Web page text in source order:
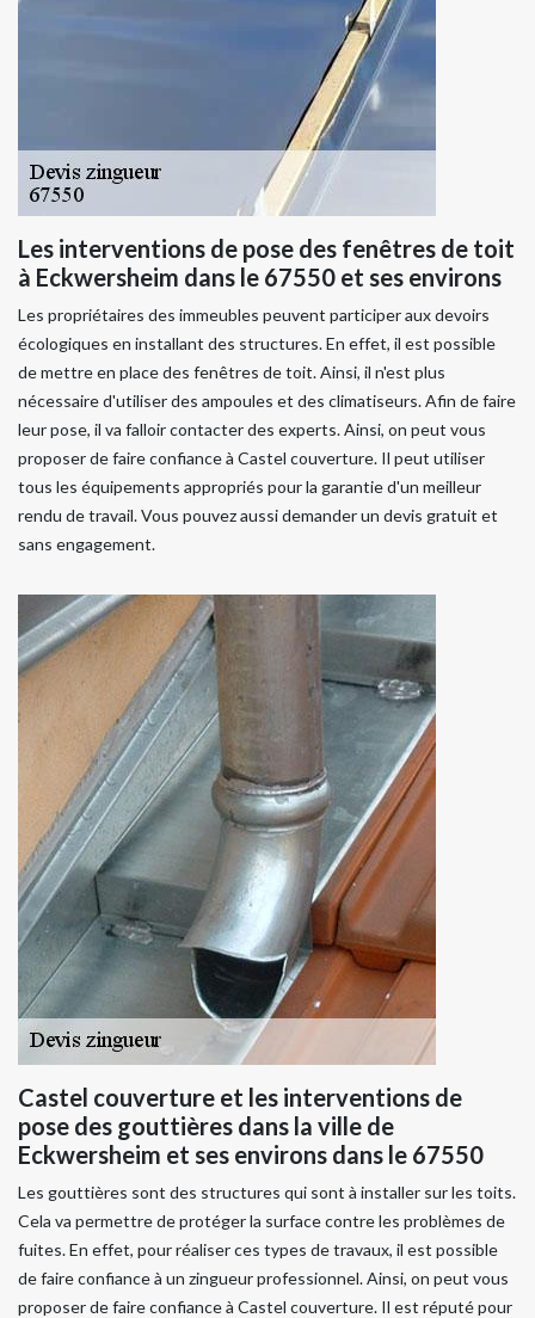
Les interventions de pose des fenêtres de toit
à Eckwersheim dans le 67550 et ses environs
Les propriétaires des immeubles peuvent participer aux devoirs
écologiques en installant des structures. En effet, il est possible
de mettre en place des fenêtres de toit. Ainsi, il n'est plus
nécessaire d'utiliser des ampoules et des climatiseurs. Afin de faire
leur pose, il va falloir contacter des experts. Ainsi, on peut vous
proposer de faire confiance à Castel couverture. Il peut utiliser
tous les équipements appropriés pour la garantie d'un meilleur
rendu de travail. Vous pouvez aussi demander un devis gratuit et
sans engagement.
Castel couverture et les interventions de
pose des gouttières dans la ville de
Eckwersheim et ses environs dans le 67550
Les gouttières sont des structures qui sont à installer sur les toits.
Cela va permettre de protéger la surface contre les problèmes de
fuites. En effet, pour réaliser ces types de travaux, il est possible
de faire confiance à un zingueur professionnel. Ainsi, on peut vous
proposer de faire confiance à Castel couverture. Il est réputé pour